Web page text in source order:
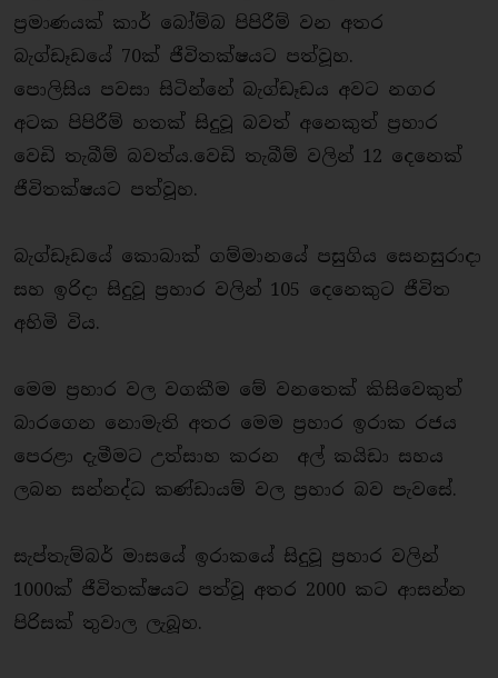
ප‍්‍රමාණයක් කාර් බෝම්බ පිපිරීම් වන අතර
බැග්ඩෑඩයේ 70ක් ජීවිතක්ෂයට පත්වූහ.
පොලිසිය පවසා සිටින්නේ බැග්ඩෑඩය අවට නගර
අටක පිපිරීම් හතක් සිදුවූ බවත් අනෙකුත් ප‍්‍රහාර
වෙඩි තැබීම් බවත්ය.වෙඩි තැබීම් වලින් 12 දෙනෙක්
ජීවිතක්ෂයට පත්වූහ.
බැග්ඩෑඩයේ කොබාක් ගම්මානයේ පසුගිය සෙනසුරාදා
සහ ඉරිදා සිදුවූ ප‍්‍රහාර වලින් 105 දෙනෙකුට ජීවිත
අහිමි විය.
මෙම ප‍්‍රහාර වල වගකීම මේ වනතෙක් කිසිවෙකුත්
බාරගෙන නොමැති අතර මෙම ප‍්‍රහාර ඉරාක රජය
පෙරළා දැමීමට උත්සාහ කරන අල් කයිඩා සහය
ලබන සන්නද්ධ කණ්ඩායම් වල ප‍්‍රහාර බව පැවසේ.
සැප්තැම්බර් මාසයේ ඉරාකයේ සිදුවූ ප‍්‍රහාර වලින්
1000ක් ජීවිතක්ෂයට පත්වූ අතර 2000 කට ආසන්න
පිරිසක් තුවාල ලැබූහ.